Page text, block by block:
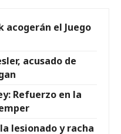
acogerán el Juego
acusado de
Refuerzo en la
lesionado y racha